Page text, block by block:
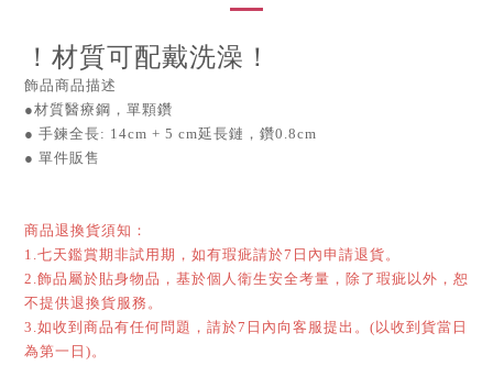
！材質可配戴洗澡！
飾品商品描述
●材質醫療鋼，單顆鑽
● 手鍊全長: 14cm + 5 cm延長鏈，鑽0.8cm
● 單件販售
商品退換貨須知：
1.七天鑑賞期非試用期，如有瑕疵請於7日內申請退貨。
2.飾品屬於貼身物品，基於個人衛生安全考量，除了瑕疵以外，恕
不提供退換貨服務。
3.如收到商品有任何問題，請於7日內向客服提出。(以收到貨當日
為第一日)。